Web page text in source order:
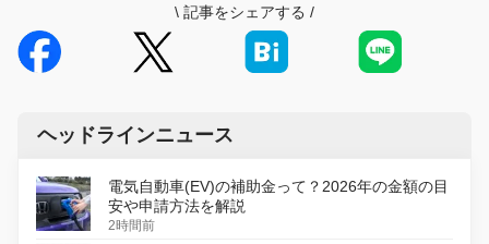
\ 記事をシェアする /
ヘッドラインニュース
電気自動車(EV)の補助金って？2026年の金額の目
安や申請方法を解説
2時間前